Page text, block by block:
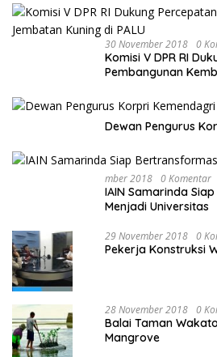
30 November 2018 0
Komisi V DPR RI
Pembangunan
Dewan Pengurus
Mber 2018 0 Komentar
IAIN Samarinda
Menjadi Universitas
29 November 2018 0
Pekerja Konstruksi
28 November 2018 0
Balai Taman
Mangrove